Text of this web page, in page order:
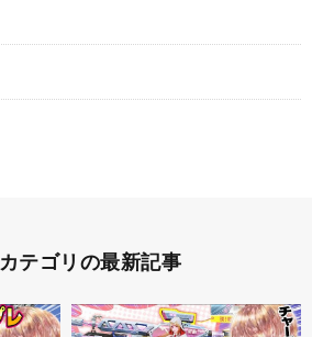
カテゴリの最新記事